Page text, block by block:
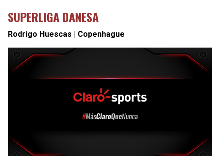
SUPERLIGA DANESA
Rodrigo Huescas | Copenhague